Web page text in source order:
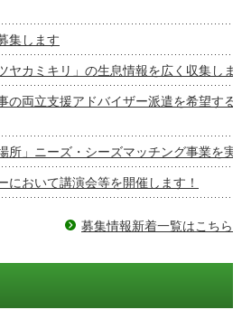
集します
ヤカミキリ」の生息情報を広く収集しま
の両立支援アドバイザー派遣を希望する
所」ニーズ・シーズマッチング事業を実
において講演会等を開催します！
募集情報新着一覧はこちら